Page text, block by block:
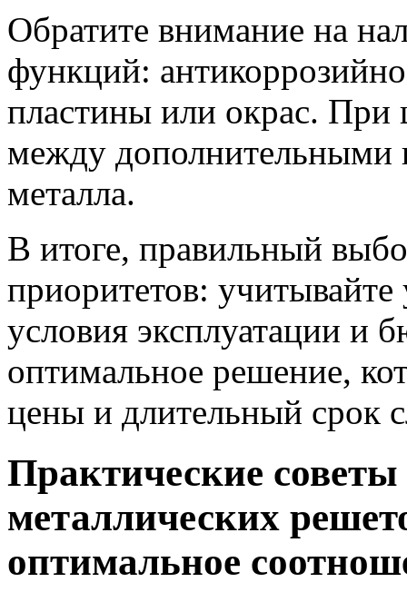
Обратите внимание на
функций:
пластины или окрас. При
между дополнительными
металла.
В итоге, правильный
приоритетов:
условия эксплуатации и
оптимальное решение,
цены и длительный срок
Практические
металлических
оптимальное